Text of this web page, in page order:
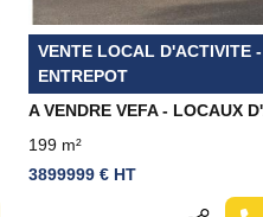
VENTE LOCAL D'ACTIVITE -
ENTREPOT
199 m²
3899999 € HT